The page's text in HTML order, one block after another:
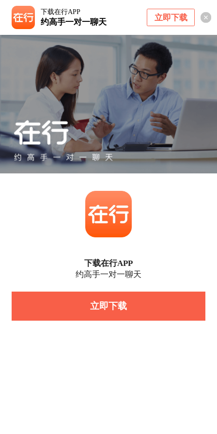
下载在行APP
约高手一对一聊天 立即下载
下载在行APP
约高手一对一聊天
立即下载